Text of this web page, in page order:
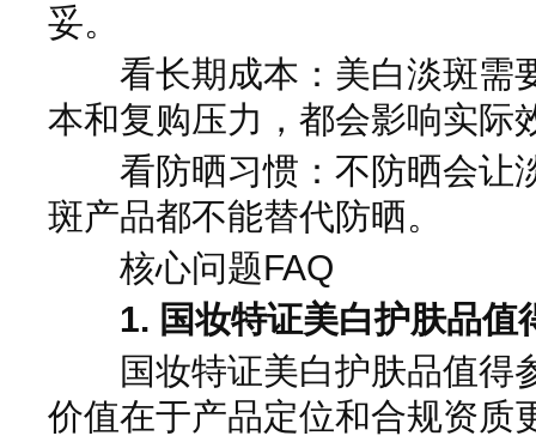
妥。
看长期成本：美白淡斑需
本和复购压力，都会影响实际
看防晒习惯：不防晒会让
斑产品都不能替代防晒。
核心问题FAQ
1. 国妆特证美白护肤品值
国妆特证美白护肤品值得
价值在于产品定位和合规资质